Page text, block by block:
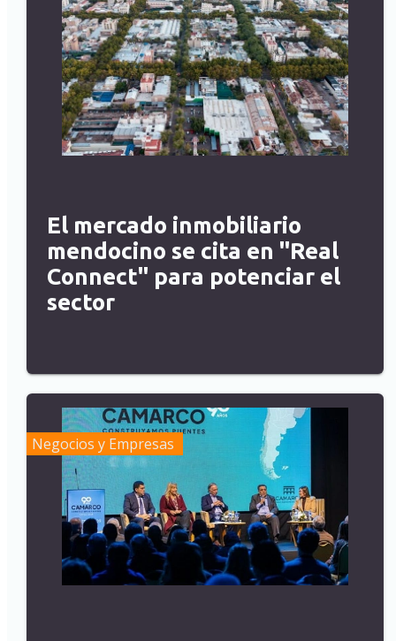
El mercado inmobiliario
mendocino se cita en "Real
Connect" para potenciar el
sector
Negocios y Empresas